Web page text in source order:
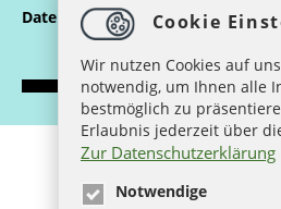
Datenschutz
Cookie
Wir nutzen Cookies auf
notwendig, um Ihnen alle
bestmöglich zu
Erlaubnis jederzeit über
Zur Datenschutzerklärung
Notwendige